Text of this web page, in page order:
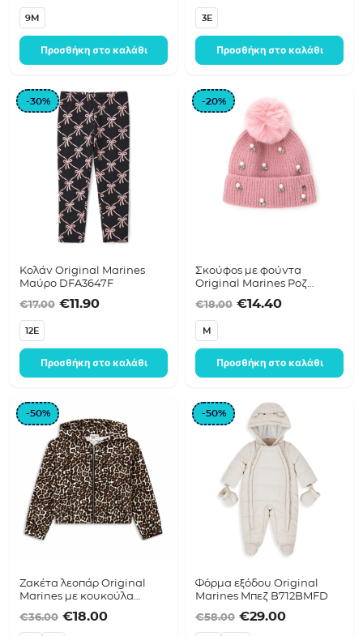
9M
Προσθήκη στο καλάθι
3E
Προσθήκη στο καλάθι
-30%
Κολάν Original Marines
Μαύρο DFA3647F
€17.00 Original price was: €17.00.
€11.90Η τρέχουσα τιμή είναι: €11.90.
12E
Προσθήκη στο καλάθι
-20%
Σκούφος με φούντα
Original Marines Ροζ
DFAA9454F
€18.00 Original price
€14.40Η τρέχουσα
M
Προσθήκη στο καλάθι
-50%
Ζακέτα λεοπάρ Original
Marines με κουκούλα
€36.00 Original price was: €36.00.
€18.00Η τρέχουσα τιμή είναι: €18.00.
-50%
Φόρμα εξόδου Original
Marines Μπεζ B712BMFD
€58.00 Original price
€29.00Η